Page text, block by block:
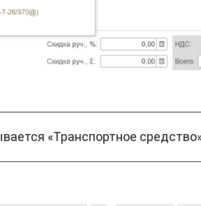
«Транспортное